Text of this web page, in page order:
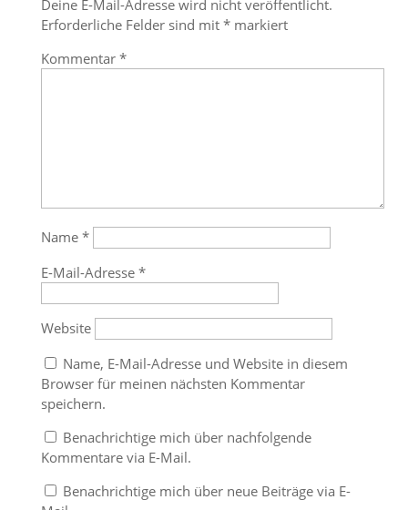
Deine E-Mail-Adresse wird nicht veröffentlicht.
Erforderliche Felder sind mit *markiert
Kommentar *
Name *
E-Mail-Adresse *
Website
Name, E-Mail-Adresse und Website in diesem
Browser für meinen nächsten Kommentar
speichern.
Benachrichtige mich über nachfolgende
Kommentare via E-Mail.
Benachrichtige mich über neue Beiträge via E-